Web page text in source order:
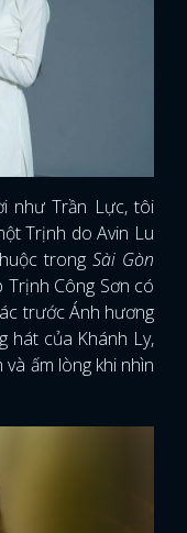
như Trần Lực, tôi
Trịnh do Avin Lu
trongSài Gòn
Trịnh Công Sơn có
trước Ánh hương
hát của Khánh Ly,
ấm lòng khi nhìn